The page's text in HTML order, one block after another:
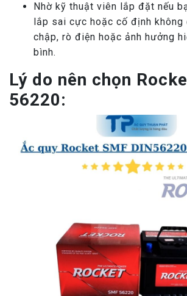
Nhờ kỹ thuật viên lắp đặt nếu
lắp sai cực hoặc cố định không
chập, rò điện hoặc ảnh hưởng
bình.
Lý do nên chọn
56220: